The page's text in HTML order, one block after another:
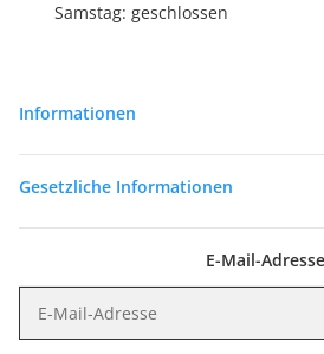
Samstag: geschlossen
Informationen
Gesetzliche Informationen
E-Mail-Adresse